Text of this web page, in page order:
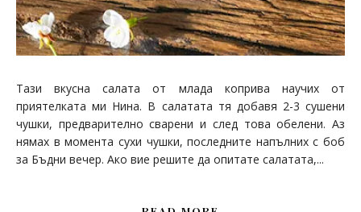
Тази вкусна салата от млада коприва научих от
приятелката ми Нина. В салатата тя добавя 2-3 сушени
чушки, предварително сварени и след това обелени. Аз
нямах в момента сухи чушки, последните напълних с боб
за Бъдни вечер. Ако вие решите да опитате салатата,...